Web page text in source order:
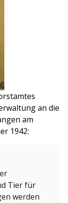
an die
am
1942:
Tier für
werden